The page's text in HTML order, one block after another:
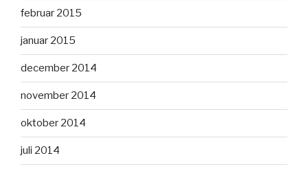
februar 2015
januar 2015
december 2014
november 2014
oktober 2014
juli 2014